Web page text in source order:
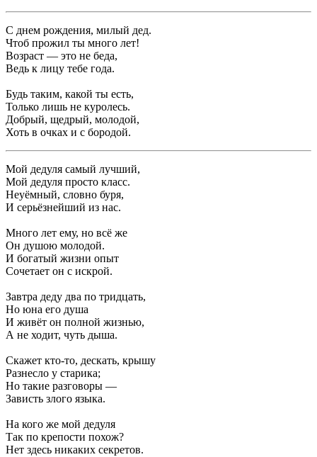
C днем рождения, милый дед.
Чтоб прожил ты много лет!
Возраст — это не беда,
Ведь к лицу тебе года.
Будь таким, какой ты есть,
Только лишь не куролесь.
Добрый, щедрый, молодой,
Хоть в очках и с бородой.
Мой дедуля самый лучший,
Мой дедуля просто класс.
Неуёмный, словно буря,
И серьёзнейший из нас.
Много лет ему, но всё же
Он душою молодой.
И богатый жизни опыт
Сочетает он с искрой.
Завтра деду два по тридцать,
Но юна его душа
И живёт он полной жизнью,
А не ходит, чуть дыша.
Скажет кто-то, дескать, крышу
Разнесло у старика;
Но такие разговоры —
Зависть злого языка.
На кого же мой дедуля
Так по крепости похож?
Нет здесь никаких секретов.